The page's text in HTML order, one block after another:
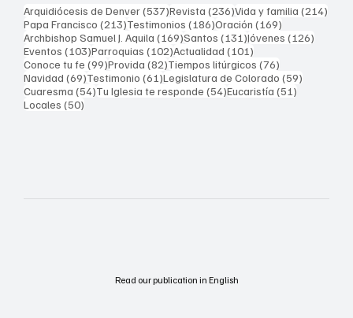
Arquidiócesis de Denver(537)537 entradas
Revista (236)236 entradas
Vida y familia (214)
Papa Francisco (213)213 entradas
Testimonios (186)186 entradas
Oración (169)
Archbishop Samuel J. Aquila (169)169 entradas
Santos (131)131 entradas
Jóvenes (126)
Eventos (103)103 entradas
Parroquias (102)102 entradas
Actualidad (101)
Conoce tu fe (99)99 entradas
Provida (82)82 entradas
Tiempos litúrgicos (76)
Navidad (69)69 entradas
Testimonio (61)61 entradas
Legislatura de Colorado (59)
Cuaresma (54)54 entradas
Tu Iglesia te responde (54)54 entradas
Eucaristía (51)
Locales (50)
Read our publication in English